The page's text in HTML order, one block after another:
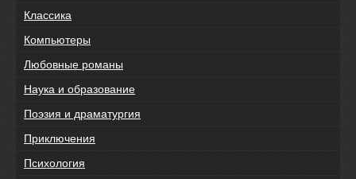
Классика
Компьютеры
Любовные романы
Наука и образование
Поэзия и драматургия
Приключения
Психология